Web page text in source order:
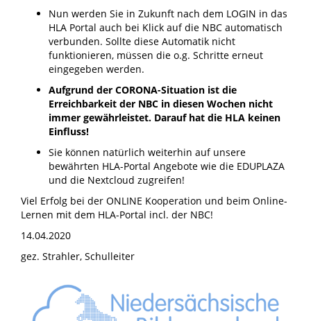
Nun werden Sie in Zukunft nach dem LOGIN in das
HLA Portal auch bei Klick auf die NBC automatisch
verbunden. Sollte diese Automatik nicht
funktionieren, müssen die o.g. Schritte erneut
eingegeben werden.
Aufgrund der CORONA-Situation ist die
Erreichbarkeit der NBC in diesen Wochen nicht
immer gewährleistet. Darauf hat die HLA keinen
Einfluss!
Sie können natürlich weiterhin auf unsere
bewährten HLA-Portal Angebote wie die EDUPLAZA
und die Nextcloud zugreifen!
Viel Erfolg bei der ONLINE Kooperation und beim Online-
Lernen mit dem HLA-Portal incl. der NBC!
14.04.2020
gez. Strahler, Schulleiter